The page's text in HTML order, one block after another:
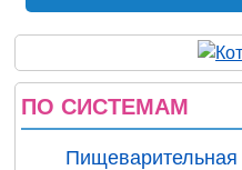
ПО СИСТЕМАМ
Пищеварительная